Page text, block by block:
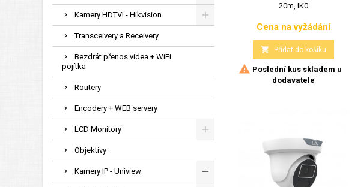
Kamery HDTVI - Hikvision
Transceivery a Receivery
Bezdrát.přenos videa + WiFi
pojítka
Routery
Encodery + WEB servery
LCD Monitory
Objektivy
Kamery IP - Uniview
20m, IK0
Cena
Cena na vyžádání
 Přidat do košíku
 Poslední kus skladem u
dodavatele